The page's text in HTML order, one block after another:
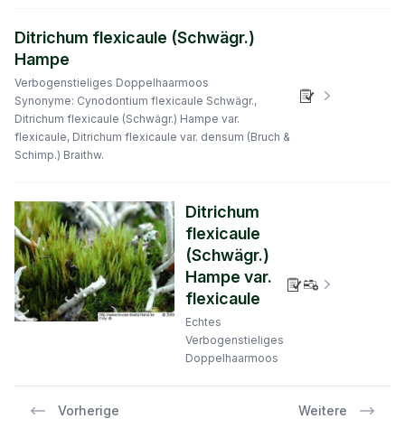
Ditrichum flexicaule (Schwägr.)
Hampe
Verbogenstieliges Doppelhaarmoos
Synonyme: Cynodontium flexicaule Schwägr.,
Ditrichum flexicaule (Schwägr.) Hampe var.
flexicaule, Ditrichum flexicaule var. densum (Bruch &
Schimp.) Braithw.
Ditrichum
flexicaule
(Schwägr.)
Hampe var.
flexicaule
Echtes
Verbogenstieliges
Doppelhaarmoos
Vorherige Weitere